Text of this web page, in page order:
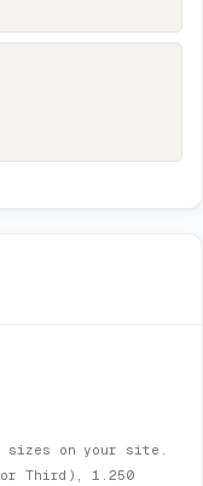
sizes on your site.
Third), 1.250